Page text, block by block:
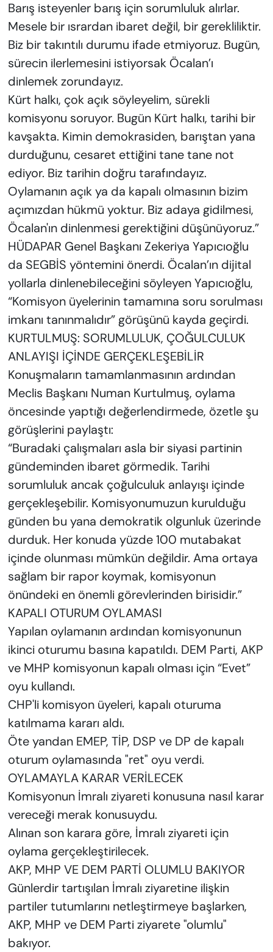
Barış isteyenler barış için sorumluluk alırlar.
Mesele bir ısrardan ibaret değil, bir gerekliliktir.
Biz bir takıntılı durumu ifade etmiyoruz. Bugün,
sürecin ilerlemesini istiyorsak Öcalan’ı
dinlemek zorundayız.
Kürt halkı, çok açık söyleyelim, sürekli
komisyonu soruyor. Bugün Kürt halkı, tarihi bir
kavşakta. Kimin demokrasiden, barıştan yana
durduğunu, cesaret ettiğini tane tane not
ediyor. Biz tarihin doğru tarafındayız.
Oylamanın açık ya da kapalı olmasının bizim
açımızdan hükmü yoktur. Biz adaya gidilmesi,
Öcalan'ın dinlenmesi gerektiğini düşünüyoruz.”
HÜDAPAR Genel Başkanı Zekeriya Yapıcıoğlu
da SEGBİS yöntemini önerdi. Öcalan’ın dijital
yollarla dinlenebileceğini söyleyen Yapıcıoğlu,
“Komisyon üyelerinin tamamına soru sorulması
imkanı tanınmalıdır” görüşünü kayda geçirdi.
KURTULMUŞ: SORUMLULUK, ÇOĞULCULUK
ANLAYIŞI İÇİNDE GERÇEKLEŞEBİLİR
Konuşmaların tamamlanmasının ardından
Meclis Başkanı Numan Kurtulmuş, oylama
öncesinde yaptığı değerlendirmede, özetle şu
görüşlerini paylaştı:
“Buradaki çalışmaları asla bir siyasi partinin
gündeminden ibaret görmedik. Tarihi
sorumluluk ancak çoğulculuk anlayışı içinde
gerçekleşebilir. Komisyonumuzun kurulduğu
günden bu yana demokratik olgunluk üzerinde
durduk. Her konuda yüzde 100 mutabakat
içinde olunması mümkün değildir. Ama ortaya
sağlam bir rapor koymak, komisyonun
önündeki en önemli görevlerinden birisidir.”
KAPALI OTURUM OYLAMASI
Yapılan oylamanın ardından komisyonunun
ikinci oturumu basına kapatıldı. DEM Parti, AKP
ve MHP komisyonun kapalı olması için “Evet”
oyu kullandı.
CHP'li komisyon üyeleri, kapalı oturuma
katılmama kararı aldı.
Öte yandan EMEP, TİP, DSP ve DP de kapalı
oturum oylamasında "ret" oyu verdi.
OYLAMAYLA KARAR VERİLECEK
Komisyonun İmralı ziyareti konusuna nasıl karar
vereceği merak konusuydu.
Alınan son karara göre, İmralı ziyareti için
oylama gerçekleştirilecek.
AKP, MHP VE DEM PARTİ OLUMLU BAKIYOR
Günlerdir tartışılan İmralı ziyaretine ilişkin
partiler tutumlarını netleştirmeye başlarken,
AKP, MHP ve DEM Parti ziyarete "olumlu"
bakıyor.